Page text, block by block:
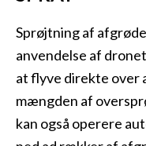
Sprøjtning af
anvendelse af
at flyve direkte over
mængden af
kan også operere